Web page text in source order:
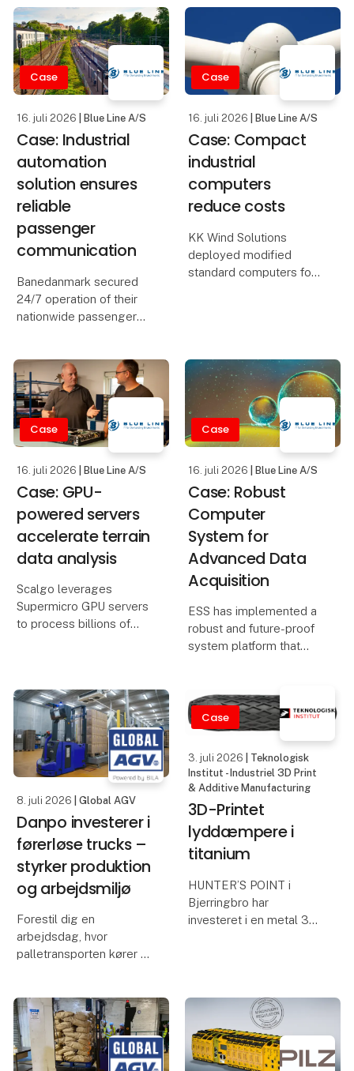
If you work in
pharmaceutical
manufacturing, you are
responsible for
processes that must run
within very strict limits.
Temp
and cutting costs.
Challenges: Balancing
ergonomics and strict
Case
16. juli 2026 | Blue Line A/S
Case: Industrial
automation
solution ensures
reliable
passenger
communication
Banedanmark secured
24/7 operation of their
nationwide passenger
with Blue Line’s energy-
efficient industrial
computers built for long-
term reliability.
Case
16. juli 2026 | Blue Line A/S
Case: Compact
industrial
computers
reduce costs
KK Wind Solutions
deployed modified
standard computers for
deployment across
hundreds of turbines
worldwide.
C
Case
16. juli 2026 | Blue Line A/S
Case: GPU-
powered servers
accelerate terrain
data analysis
Scalgo leverages
Supermicro GPU servers
to process billions of
scalable computing, and
timely insights for
climate and
infrastructure
Case
16. juli 2026 | Blue Line A/S
Case: Robust
Computer
System for
Advanced Data
Acquisition
ESS has implemented a
robust and future-proof
system platform that
acquisition for advanced
real-time control.
Complex Data
Requirements
Through close co
8. juli 2026 | Global AGV
Danpo investerer i
førerløse trucks –
styrker produktion
og arbejdsmiljø
Forestil dig en
arbejdsdag, hvor
palletransporten kører af
medarbejdernes
opgaver fra ensformige
ture til opgaver, der
kræver omtanke og
Case
3. juli 2026
| Teknologisk
Institut - Industriel 3D Print
& Additive Manufacturing
3D-Printet
lyddæmpere i
titanium
HUNTER’S POINT i
Bjerringbro har
investeret i en metal 3D-
oplærer butikkens
våbenmager, så
produktionen kan fo